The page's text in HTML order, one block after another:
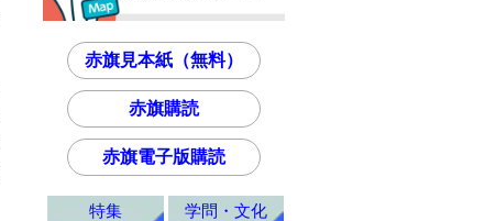
赤旗見本紙（無料）
赤旗購読
赤旗電子版購読
特集
学問・文化